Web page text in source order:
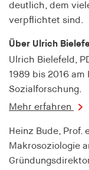
deutlich, dem
verpflichtet sind.
Über Ulrich
Ulrich Bielefeld,
1989 bis 2016
Sozialforschung.
Mehr erfahren
Heinz Bude, Prof.
Makrosoziologie
Cookie
7 Tage